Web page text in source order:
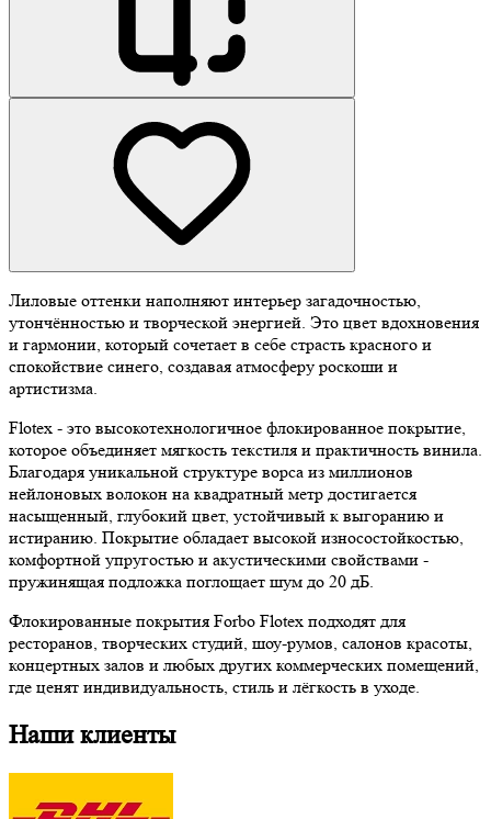
Лиловые оттенки наполняют интерьер загадочностью,
утончённостью и творческой энергией. Это цвет вдохновения
и гармонии, который сочетает в себе страсть красного и
спокойствие синего, создавая атмосферу роскоши и
артистизма.
Flotex - это высокотехнологичное флокированное покрытие,
которое объединяет мягкость текстиля и практичность винила.
Благодаря уникальной структуре ворса из миллионов
нейлоновых волокон на квадратный метр достигается
насыщенный, глубокий цвет, устойчивый к выгоранию и
истиранию. Покрытие обладает высокой износостойкостью,
комфортной упругостью и акустическими свойствами -
пружинящая подложка поглощает шум до 20 дБ.
Флокированные покрытия Forbo Flotex подходят для
ресторанов, творческих студий, шоу-румов, салонов красоты,
концертных залов и любых других коммерческих помещений,
где ценят индивидуальность, стиль и лёгкость в уходе.
Наши клиенты